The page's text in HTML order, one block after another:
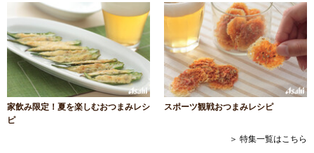
家飲み限定！夏を楽しむおつまみレシ
ピ
スポーツ観戦おつまみレシピ
＞ 特集一覧はこちら